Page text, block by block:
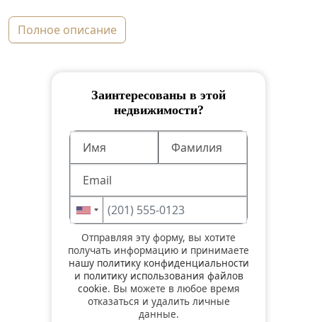
полное описание
Заинтересованы в этой
недвижимости?
Отправляя эту форму, вы хотите
получать информацию и принимаете
нашу политику конфиденциальности
и политику использования файлов
cookie. Вы можете в любое время
отказаться и удалить личные
данные.